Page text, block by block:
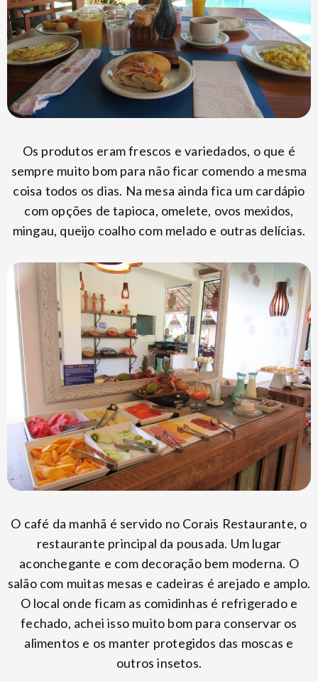
Os produtos eram frescos e variedados, o que é
sempre muito bom para não ficar comendo a mesma
coisa todos os dias. Na mesa ainda fica um cardápio
com opções de tapioca, omelete, ovos mexidos,
mingau, queijo coalho com melado e outras delícias.
O café da manhã é servido no Corais Restaurante, o
restaurante principal da pousada. Um lugar
aconchegante e com decoração bem moderna. O
salão com muitas mesas e cadeiras é arejado e amplo.
O local onde ficam as comidinhas é refrigerado e
fechado, achei isso muito bom para conservar os
alimentos e os manter protegidos das moscas e
outros insetos.